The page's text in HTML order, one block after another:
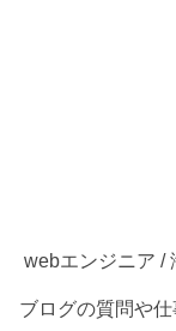
webエンジニア /
ブログの質問や